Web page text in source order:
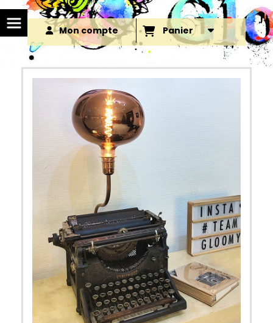
Mon compte Panier